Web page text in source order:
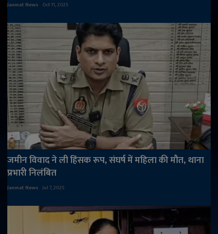
Janmat News Oct 11, 2025
जमीन विवाद ने ली हिंसक रूप, संघर्ष में महिला की मौत, थाना
प्रभारी निलंबित
Janmat News Jul 7, 2025